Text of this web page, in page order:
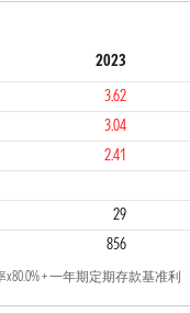
2023
3.62
3.04
2.41
4
29
856
+ 一年期定期存款基准利